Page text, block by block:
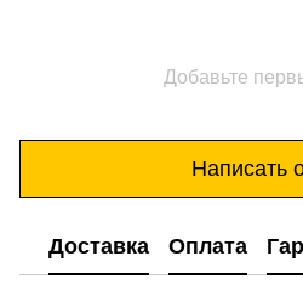
Добавьте
Написать
Доставка Оплата